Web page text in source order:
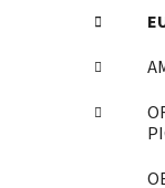
s
r
a
e
g
r